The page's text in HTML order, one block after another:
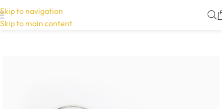
Skip to navigation
Skip to main content